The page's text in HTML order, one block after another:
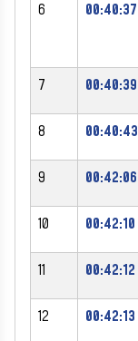
6 00:40:37
7 00:40:39
8 00:40:43
9 00:42:06
10 00:42:10
11 00:42:12
12 00:42:13